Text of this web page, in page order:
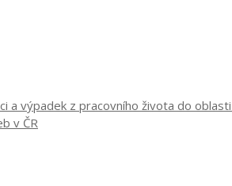
a výpadek z pracovního života do
v ČR